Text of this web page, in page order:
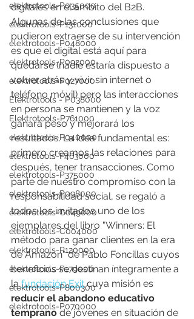
elektrotools-P035000
elektrotools-P131000
elektrotools-P048000
elektrotools-P092000
elektrotools-P027000
Elektrotools - P038000
Elektrotools-P761000
elektrotools-P040000
elektrotools-P463000
elektrotools-P375000
elektrotools-P098000
elektrotools-C049000
elektrotools-C004000
elektrotools-P120000
elektrotools-P179000
elektrotools-P800300
elektrotools-P070000
digitales en el ámbito del B2B.
Algunas de las conclusiones que
pudieron extraerse de su intervención
es que el digital está aquí para
quedarse (nadie estaría dispuesto a
volver atrás y vivir sin internet o
teléfono móvil) pero las interacciones
en persona se mantienen y la voz
ganará peso y mejorará los
resultados. La idea fundamental es:
primero creamos las relaciones para
después, tener transacciones. Como
parte de nuestro compromiso con la
responsabilidad social, se regaló a
todos los invitados uno de los
ejemplares del libro "Winners: El
método para ganar clientes en la era
de Amazon" de Pablo Foncillas cuyos
beneficios se destinan íntegramente a
la fundación Exit cuya misión es
reducir el abandono educativo
temprano de jóvenes en situación de